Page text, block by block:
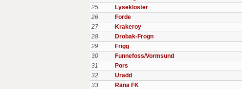
25
Lysekloster
26
Forde
27
Krakeroy
28
Drobak-Frogn
29
Frigg
30
Funnefoss/Vormsund
31
Pors
32
Uradd
33
Rana FK